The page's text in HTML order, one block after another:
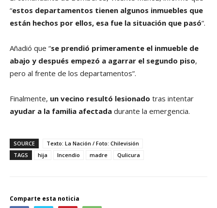
“estos departamentos tienen algunos inmuebles que
están hechos por ellos, esa fue la situación que pasó“.
Añadió que “se prendió primeramente el inmueble de
abajo y después empezó a agarrar el segundo piso,
pero al frente de los departamentos”.
Finalmente, un vecino resultó lesionado tras intentar
ayudar a la familia afectada durante la emergencia.
SOURCE
Texto: La Nación / Foto: Chilevisión
TAGS
hija Incendio madre Qulicura
Comparte esta noticia